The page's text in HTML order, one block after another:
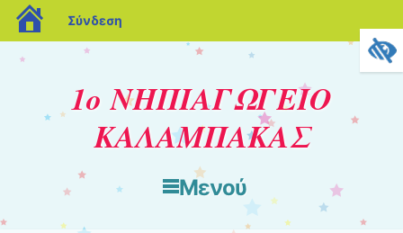
blogs.sch.gr
Σύνδεση
1ο ΝΗΠΙΑΓΩΓΕΙΟ
ΚΑΛΑΜΠΑΚΑΣ
Μενού
Μετάβαση στο περιεχόμενο